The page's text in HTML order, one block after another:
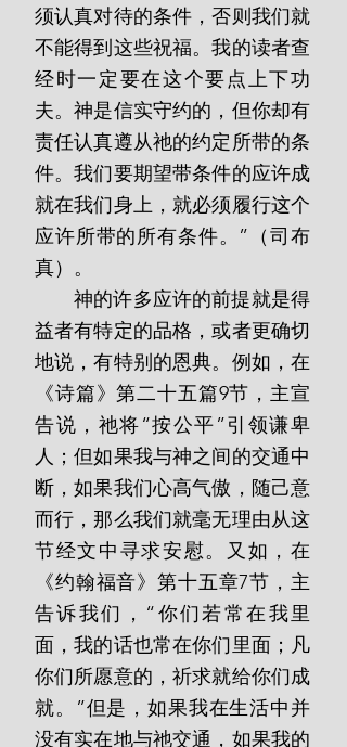
须认真对待的条件，否则我们就
不能得到这些祝福。我的读者查
经时一定要在这个要点上下功
夫。神是信实守约的，但你却有
责任认真遵从祂的约定所带的条
件。我们要期望带条件的应许成
就在我们身上，就必须履行这个
应许所带的所有条件。”（司布
真）。
       神的许多应许的前提就是得
益者有特定的品格，或者更确切
地说，有特别的恩典。例如，在
《诗篇》第二十五篇9节，主宣
告说，祂将“按公平”引领谦卑
人；但如果我与神之间的交通中
断，如果我们心高气傲，随己意
而行，那么我们就毫无理由从这
节经文中寻求安慰。又如，在
《约翰福音》第十五章7节，主
告诉我们，“你们若常在我里
面，我的话也常在你们里面；凡
你们所愿意的，祈求就给你们成
就。”但是，如果我在生活中并
没有实在地与祂交通，如果我的